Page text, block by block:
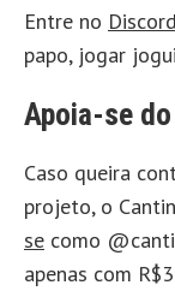
Entre no
papo, jogar
Apoia-se
Caso queira
projeto, o
se como
apenas com